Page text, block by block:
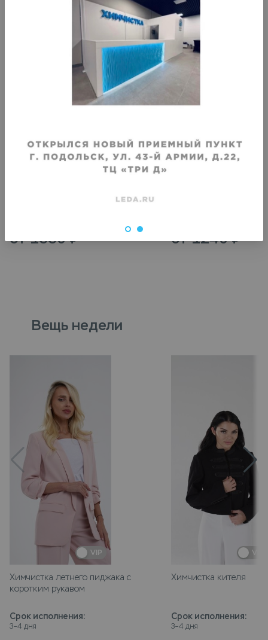
рукавов (пара)
от1330 ₽
рукавов (пара)
от1240 ₽
Вещь недели
VIP
Химчистка летнего пиджака с
коротким рукавом
Срок исполнения:
3–4 дня
VIP
Химчистка кителя
Срок исполнения:
3–4 дня